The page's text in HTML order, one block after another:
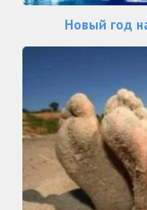
Новый год